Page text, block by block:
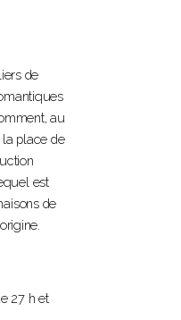
de
au
place de
est
de
27 h et